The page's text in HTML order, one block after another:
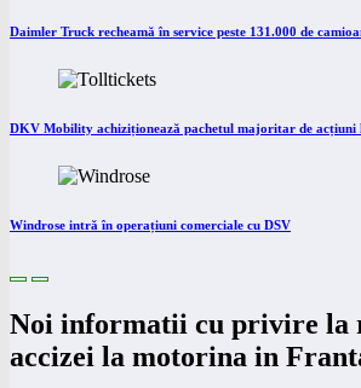
Daimler Truck recheamă în service peste 131.000 de
DKV Mobility achiziționează pachetul majoritar de acțiuni
Windrose intră în operațiuni comerciale cu DSV
Noi informatii cu privire la
accizei la motorina in